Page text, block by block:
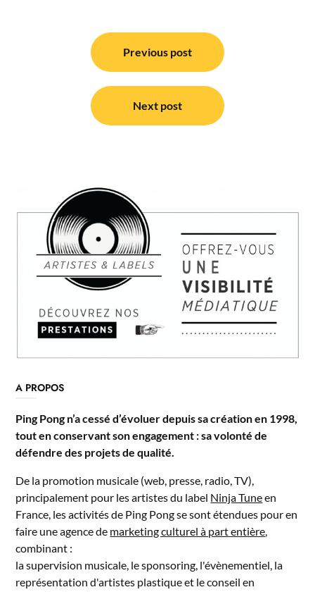
Navigation
Previous post
Next post
A PROPOS
Ping Pong n’a cessé d’évoluer depuis sa création en 1998,
tout en conservant son engagement : sa volonté de
défendre des projets de qualité.
De la promotion musicale (web, presse, radio, TV),
principalement pour les artistes du label Ninja Tuneen
France, les activités de Ping Pong se sont étendues pour en
faire une agence de marketing culturel à part entière,
combinant :
la supervision musicale, le sponsoring, l'évènementiel, la
représentation d'artistes plastique et le conseil en